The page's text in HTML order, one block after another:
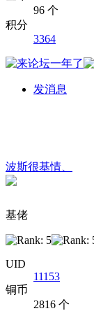
96 个
积分
3364
发消息
波斯很基情、
基佬
UID
11153
铜币
2816 个